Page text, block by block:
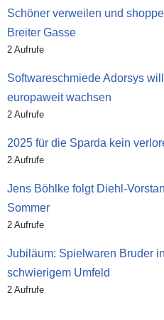
Schöner verweilen und
Breiter Gasse
2 Aufrufe
Softwareschmiede Adorsys will
europaweit wachsen
2 Aufrufe
2025 für die Sparda kein
2 Aufrufe
Jens Böhlke folgt Diehl-
Sommer
2 Aufrufe
Jubiläum: Spielwaren Bruder in
schwierigem Umfeld
2 Aufrufe